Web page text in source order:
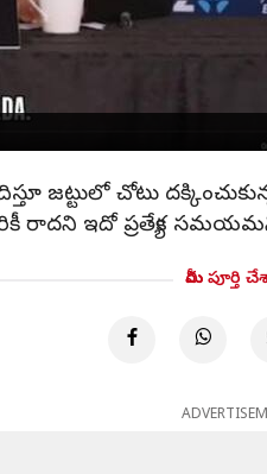
జట్టులో చోటు
రాదని ఇదో ప్రత్యేక
మీరు పూర్తి